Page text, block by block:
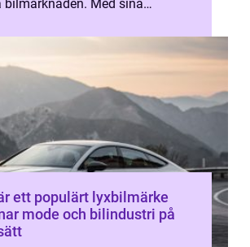
bilmarknaden. Med sina
ett populärt lyxbilmärke
mode och bilindustri på